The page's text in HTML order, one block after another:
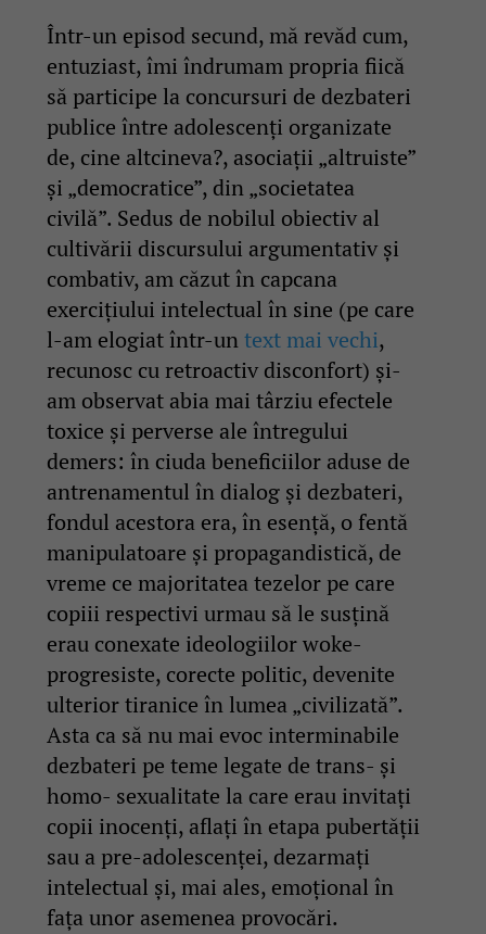
Într-un episod secund, mă revăd cum,
entuziast, îmi îndrumam propria fiică
să participe la concursuri de dezbateri
publice între adolescenți organizate
de, cine altcineva?, asociații „altruiste”
și „democratice”, din „societatea
civilă”. Sedus de nobilul obiectiv al
cultivării discursului argumentativ și
combativ, am căzut în capcana
exercițiului intelectual în sine (pe care
l-am elogiat într-untext mai vechi,
recunosc cu retroactiv disconfort) și-
am observat abia mai târziu efectele
toxice și perverse ale întregului
demers: în ciuda beneficiilor aduse de
antrenamentul în dialog și dezbateri,
fondul acestora era, în esență, o fentă
manipulatoare și propagandistică, de
vreme ce majoritatea tezelor pe care
copiii respectivi urmau să le susțină
erau conexate ideologiilor woke-
progresiste, corecte politic, devenite
ulterior tiranice în lumea „civilizată”.
Asta ca să nu mai evoc interminabile
dezbateri pe teme legate de trans- și
homo- sexualitate la care erau invitați
copii inocenți, aflați în etapa pubertății
sau a pre-adolescenței, dezarmați
intelectual și, mai ales, emoțional în
fața unor asemenea provocări.